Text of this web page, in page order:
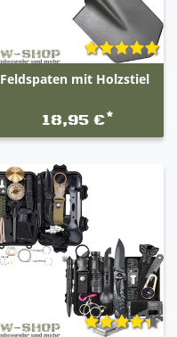
Feldspaten mit Holzstiel
18,95 €*